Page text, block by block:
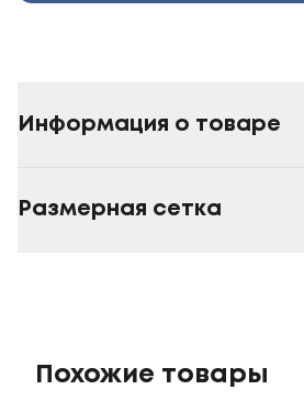
Информация о товаре
Размерная сетка
Похожие товары